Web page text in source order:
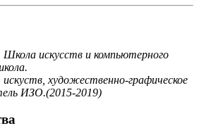
Школа искусств и компьютерного
художественно-графическое
ИЗО.(2015-2019)